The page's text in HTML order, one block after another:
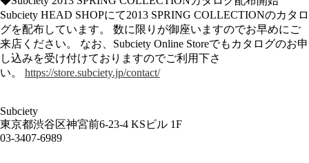
Subciety HEAD SHOPにて2013 SPRING COLLECTIONのカタロ
グを配布しています。 数に限りが御座いますのでお早めにご
来店ください。 なお、Subciety Online Storeでもカタログのお申
し込みを受け付けておりますのでご利用下さ
い。 https://store.subciety.jp/contact/
Subciety
東京都渋谷区神宮前6-23-4 KSビル 1F
03-3407-6989